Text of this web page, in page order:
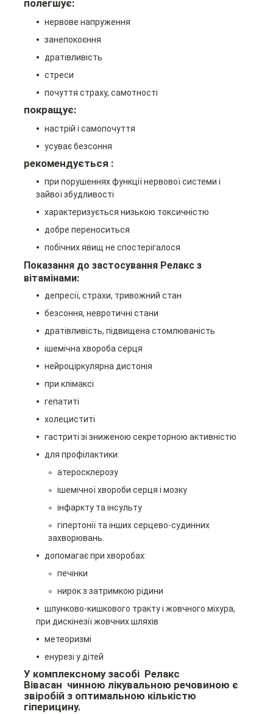
полегшує:
нервове напруження
занепокоєння
дратівливість
стреси
почуття страху, самотності
покращує:
настрій і самопочуття
усуває безсоння
рекомендується :
при порушеннях функції нервової системи і
зайвої збудливості
характеризується низькою токсичністю
добре переноситься
побічних явищ не спостерігалося
Показання до застосування Релакс з
вітамінами:
депресії, страхи, тривожний стан
безсоння, невротичні стани
дратівливість, підвищена стомлюваність
ішемічна хвороба серця
нейроціркулярна дистонія
при клімаксі
гепатиті
холециститі
гастриті зі зниженою секреторною активністю
для профілактики:
атеросклерозу
ішемічної хвороби серця і мозку
інфаркту та інсульту
гіпертонії та інших серцево-судинних
захворювань.
допомагає при хворобах:
печінки
нирок з затримкою рідини
шлунково-кишкового тракту і жовчного міхура,
при дискінезії жовчних шляхів
метеоризмі
енурезі у дітей
У комплексному засобі Релакс
Вівасан чинною лікувальною речовиною є
звіробій з оптимальною кількістю
гіперицину.